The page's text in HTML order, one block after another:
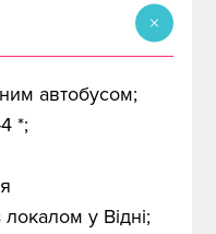
автобусом;
*;
у Відні;